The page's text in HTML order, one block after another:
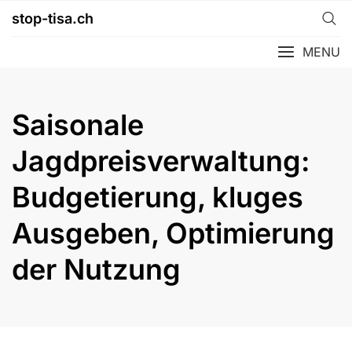
stop-tisa.ch
MENU
Saisonale
Jagdpreisverwaltung:
Budgetierung, kluges
Ausgeben, Optimierung
der Nutzung